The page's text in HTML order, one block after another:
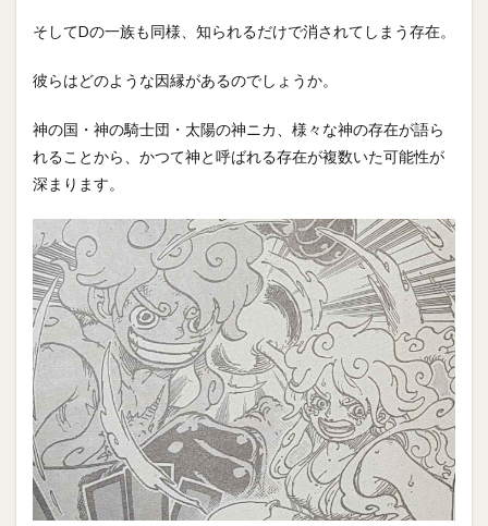
そしてDの一族も同様、知られるだけで消されてしまう存在。
彼らはどのような因縁があるのでしょうか。
神の国・神の騎士団・太陽の神ニカ、様々な神の存在が語ら
れることから、かつて神と呼ばれる存在が複数いた可能性が
深まります。